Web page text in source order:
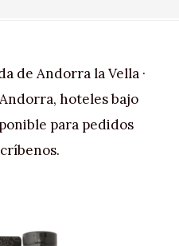
de Andorra la Vella ·
hoteles bajo
para pedidos